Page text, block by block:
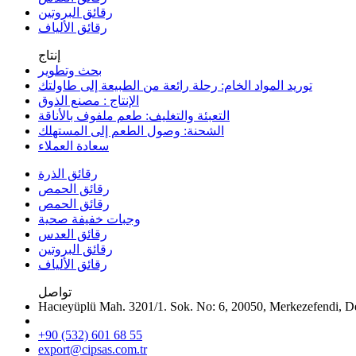
رقائق البروتين
رقائق الألياف
إنتاج
بحث وتطوير
توريد المواد الخام: رحلة رائعة من الطبيعة إلى طاولتك
الإنتاج : مصنع الذوق
التعبئة والتغليف: طعم ملفوف بالأناقة
الشحنة: وصول الطعم إلى المستهلك
سعادة العملاء
رقائق الذرة
رقائق الحمص
رقائق الحمص
وجبات خفيفة صحية
رقائق العدس
رقائق البروتين
رقائق الألياف
تواصل
Hacıeyüplü Mah. 3201/1. Sok. No: 6, 20050, Merkezefendi,
+90 (532) 601 68 55
export@cipsas.com.tr